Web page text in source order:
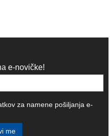
e-novičke!
za namene pošiljanja e-
me